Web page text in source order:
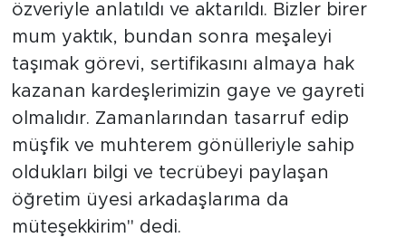
özveriyle anlatıldı ve aktarıldı. Bizler birer
mum yaktık, bundan sonra meşaleyi
taşımak görevi, sertifikasını almaya hak
kazanan kardeşlerimizin gaye ve gayreti
olmalıdır. Zamanlarından tasarruf edip
müşfik ve muhterem gönülleriyle sahip
oldukları bilgi ve tecrübeyi paylaşan
öğretim üyesi arkadaşlarıma da
müteşekkirim" dedi.